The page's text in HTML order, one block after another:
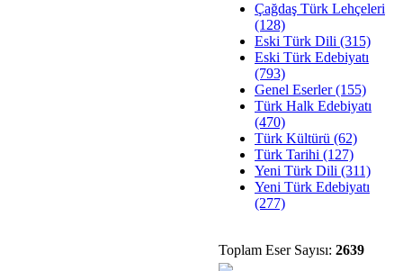
Çağdaş Türk Lehçeleri
(128)
Eski Türk Dili (315)
Eski Türk Edebiyatı
(793)
Genel Eserler (155)
Türk Halk Edebiyatı
(470)
Türk Kültürü (62)
Türk Tarihi (127)
Yeni Türk Dili (311)
Yeni Türk Edebiyatı
(277)
Toplam Eser Sayısı: 2639